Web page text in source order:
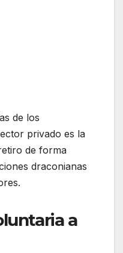
de los
privado es la
de forma
draconianas
a